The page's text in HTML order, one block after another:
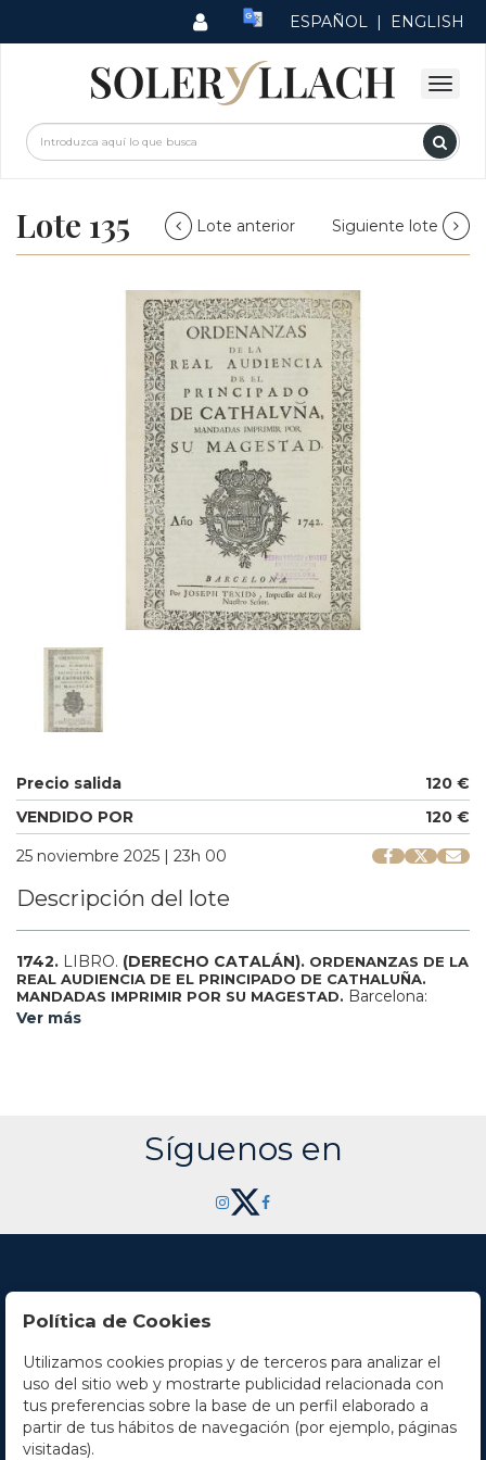
ESPAÑOL | ENGLISH
Lote 135 Lote anterior Siguiente lote
Precio salida
120 €
VENDIDO POR
120 €
25 noviembre 2025 | 23h 00
Descripción del lote
1742. LIBRO. (DERECHO CATALÁN). ORDENANZAS DE LA
REAL AUDIENCIA DE EL PRINCIPADO DE CATHALUÑA.
MANDADAS IMPRIMIR POR SU MAGESTAD. Barcelona:
Joseph Texido, impresor del Rey, 1742. 4º. 3 h. + 144 p. + 2 h.
causas tanto civiles como criminales, y también para lo
gubernativo. Palau 202661.
Ver más
Síguenos en
Contacto
Horario
La empresa
Política de Cookies
Utilizamos cookies propias y de terceros para analizar el
uso del sitio web y mostrarte publicidad relacionada con
tus preferencias sobre la base de un perfil elaborado a
partir de tus hábitos de navegación (por ejemplo, páginas
visitadas).